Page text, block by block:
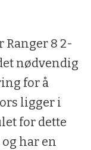
Ranger 8 2-
nødvendig
for å
ligger i
for dette
har en